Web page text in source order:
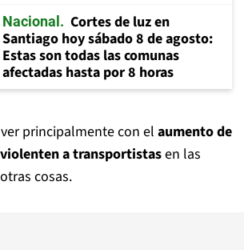
Nacional
Cortes de luz en
Santiago hoy sábado 8 de agosto:
Estas son todas las comunas
afectadas hasta por 8 horas
principalmente con el aumento de
a transportistasen las
cosas.